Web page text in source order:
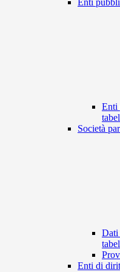
Enti
Enti
Società
Dati
Enti di